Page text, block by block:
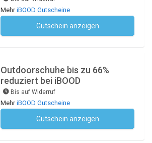
MehriBOOD Gutscheine
Gutschein anzeigen
Outdoorschuhe bis zu 66%
reduziert bei iBOOD
Bis auf Widerruf
MehriBOOD Gutscheine
Gutschein anzeigen